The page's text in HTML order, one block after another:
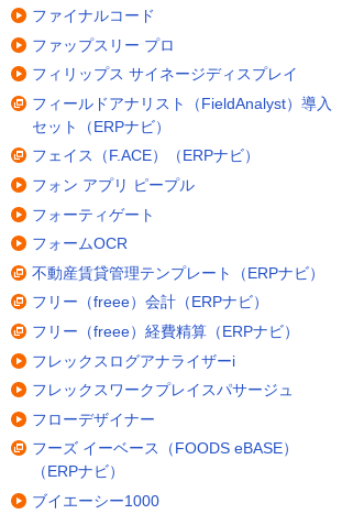
ファイナルコード
ファップスリー プロ
フィリップス サイネージディスプレイ
フィールドアナリスト（FieldAnalyst）導入
セット（ERPナビ）
フェイス（F.ACE）（ERPナビ）
フォン アプリ ピープル
フォーティゲート
フォームOCR
不動産賃貸管理テンプレート（ERPナビ）
フリー（freee）会計（ERPナビ）
フリー（freee）経費精算（ERPナビ）
フレックスログアナライザーi
フレックスワークプレイスパサージュ
フローデザイナー
フーズ イーベース（FOODS eBASE）
（ERPナビ）
ブイエーシー1000